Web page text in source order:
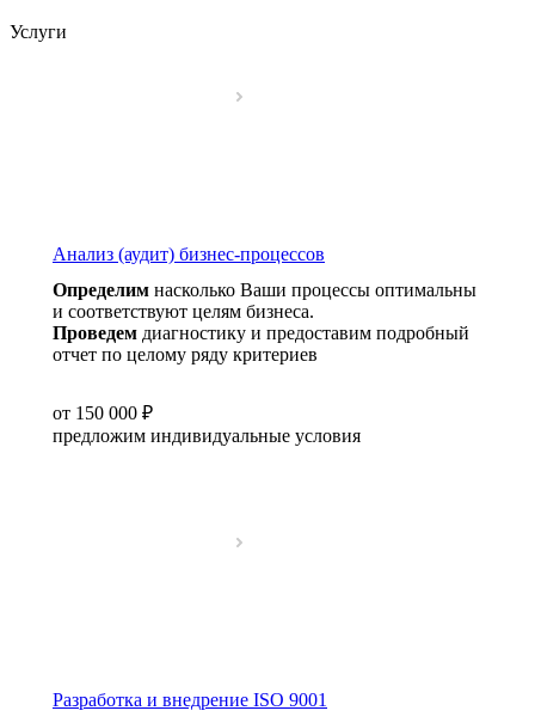
Услуги
Анализ (аудит) бизнес-процессов
Определим насколько Ваши процессы оптимальны
и соответствуют целям бизнеса.
Проведем диагностику и предоставим подробный
отчет по целому ряду критериев
от 150 000 ₽
предложим индивидуальные условия
Разработка и внедрение ISO 9001